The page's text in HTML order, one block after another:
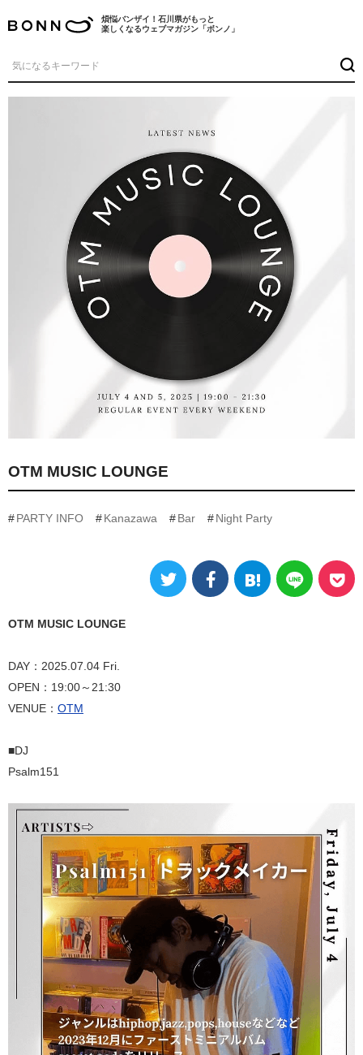
煩悩バンザイ！石川県がもっと
楽しくなるウェブマガジン「ボンノ」
OTM MUSIC LOUNGE
PARTY INFO Kanazawa Bar Night Party
OTM MUSIC LOUNGE
DAY：2025.07.04 Fri.
OPEN：19:00～21:30
VENUE： OTM
■DJ
Psalm151